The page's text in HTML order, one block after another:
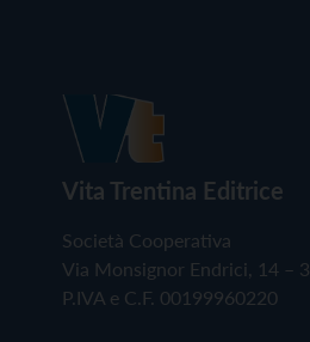
Vita Trentina Editrice
Società Cooperativa
Via Monsignor Endrici, 14 –
P.IVA e C.F. 00199960220